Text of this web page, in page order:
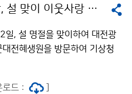
김승희 기상청 차장, 설 맞이 이웃사랑 나눔 실천
일, 설 명절을 맞이하여 대전광
전혜생원을 방문하여 기상청
로드 :